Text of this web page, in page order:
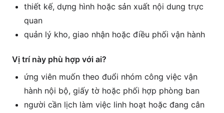
thiết kế, dựng hình hoặc sản xuất nội dung trực
quan
quản lý kho, giao nhận hoặc điều phối vận hành
Vị trí này phù hợp với ai?
ứng viên muốn theo đuổi nhóm công việc vận
hành nội bộ, giấy tờ hoặc phối hợp phòng ban
người cần lịch làm việc linh hoạt hoặc đang cân